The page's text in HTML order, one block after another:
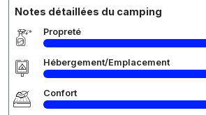
Notes détaillées du camping
Propreté
Hébergement/Emplacement
Confort